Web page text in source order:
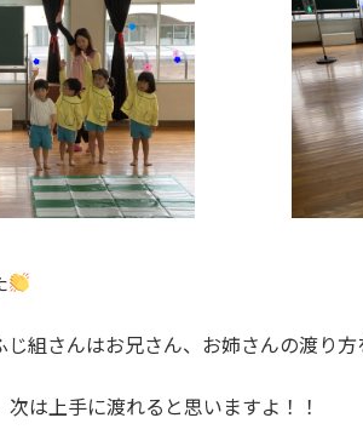
組さんはお兄さん、お姉さんの渡り方
次は上手に渡れると思いますよ！！